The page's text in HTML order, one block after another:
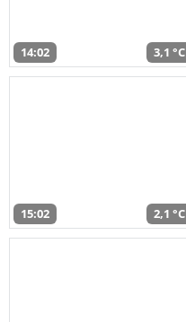
14:02 3,1 °C
15:02 2,1 °C